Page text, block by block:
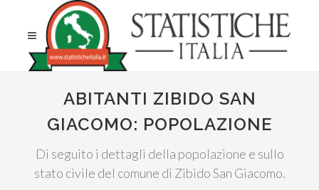
ABITANTI ZIBIDO SAN
GIACOMO: POPOLAZIONE
Di seguito i dettagli della popolazione e sullo
stato civile del comune di Zibido San Giacomo.